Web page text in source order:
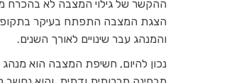
ההקשר של גילוי המצבה לא בהכרח
הצגת המצבה התפתח בעיקר
והמנהג עבר שינויים לאורך השנים.
נכון להיום, חשיפת המצבה הוא